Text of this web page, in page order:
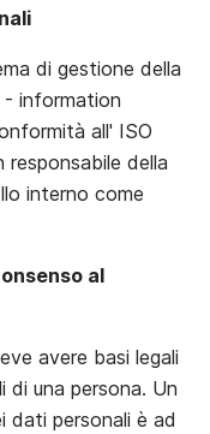
di gestione della
- information
all' ISO
responsabile della
interno come
al
avere basi legali
una persona. Un
dati personali è ad